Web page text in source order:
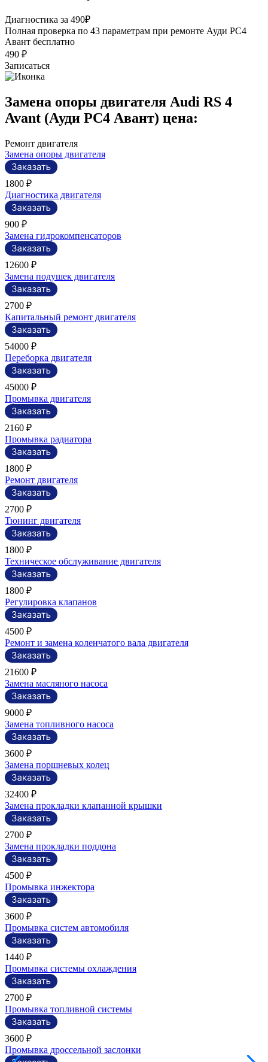
Диагностика за 490₽
Полная проверка по 43 параметрам при ремонте Ауди РС4
Авант бесплатно
490 ₽
Записаться
Замена опоры двигателя Audi RS 4
Avant (Ауди РС4 Авант) цена:
Ремонт двигателя
Замена опоры двигателя
1800 ₽
Диагностика двигателя
900 ₽
Замена гидрокомпенсаторов
12600 ₽
Замена подушек двигателя
2700 ₽
Капитальный ремонт двигателя
54000 ₽
Переборка двигателя
45000 ₽
Промывка двигателя
2160 ₽
Промывка радиатора
1800 ₽
Ремонт двигателя
2700 ₽
Тюнинг двигателя
1800 ₽
Техническое обслуживание двигателя
1800 ₽
Регулировка клапанов
4500 ₽
Ремонт и замена коленчатого вала двигателя
21600 ₽
Замена масляного насоса
9000 ₽
Замена топливного насоса
3600 ₽
Замена поршневых колец
32400 ₽
Замена прокладки клапанной крышки
2700 ₽
Замена прокладки поддона
4500 ₽
Промывка инжектора
3600 ₽
Промывка систем автомобиля
1440 ₽
Промывка системы охлаждения
2700 ₽
Промывка топливной системы
3600 ₽
Промывка дроссельной заслонки